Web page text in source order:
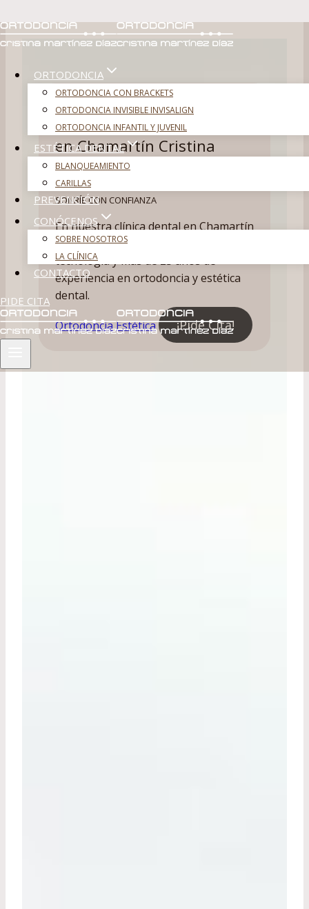
Saltar
al
ORTODONCIA
ORTODONCIA CON BRACKETS
ORTODONCIA INVISIBLE INVISALIGN
ORTODONCIA INFANTIL Y JUVENIL
ESTÉTICA DENTAL
BLANQUEAMIENTO
CARILLAS
PREVENCIÓN
CONÓCENOS
SOBRE NOSOTROS
LA CLÍNICA
CONTACTO
PIDE CITA
Clínica dental y ortodoncia
en Chamartín Cristina
Martínez Díaz
SONRÍE CON CONFIANZA
En nuestra clínica dental en Chamartín
cuidamos tu sonrisa con la mejor
tecnología y más de 25 años de
experiencia en ortodoncia y estética
dental.
OrtodonciaEstética ¡Pide Cita!